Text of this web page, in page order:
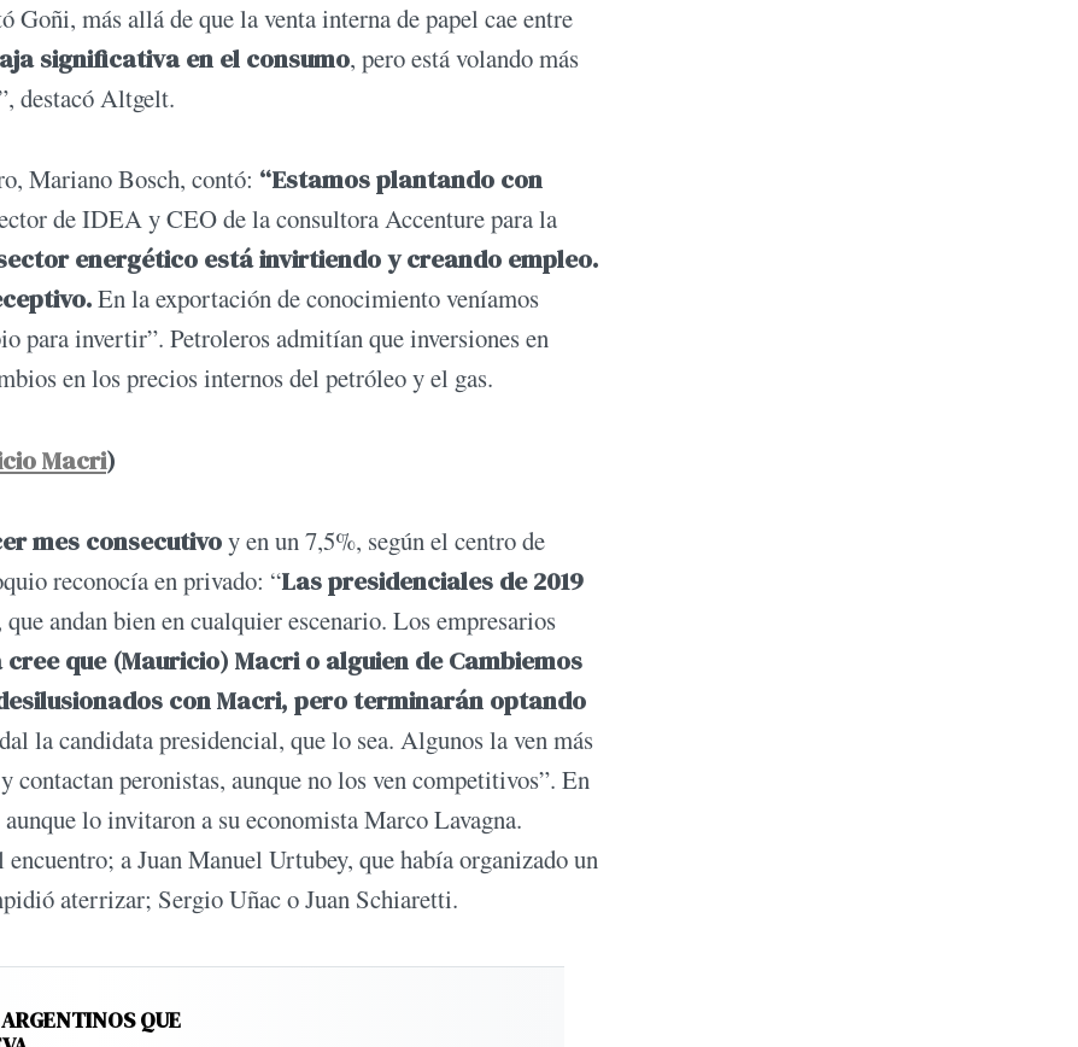
Goñi, más allá de que la venta interna de papel cae entre
significativa en el consumo, pero está volando más
destacó Altgelt.
Mariano Bosch, contó: “Estamos plantando con
de IDEA y CEO de la consultora Accenture para la
energético está invirtiendo y creando empleo.
En la exportación de conocimiento veníamos
para invertir”. Petroleros admitían que inversiones en
en los precios internos del petróleo y el gas.
Macri)
mes consecutivoy en un 7,5%, según el centro de
reconocía en privado: “Las presidenciales de 2019
andan bien en cualquier escenario. Los empresarios
que (Mauricio) Macri o alguien de Cambiemos
con Macri, pero terminarán optando
la candidata presidencial, que lo sea. Algunos la ven más
contactan peronistas, aunque no los ven competitivos”. En
lo invitaron a su economista Marco Lavagna.
a Juan Manuel Urtubey, que había organizado un
aterrizar; Sergio Uñac o Juan Schiaretti.
QUE